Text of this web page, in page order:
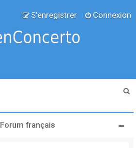
Connexion
S’enregistrer
Forum français